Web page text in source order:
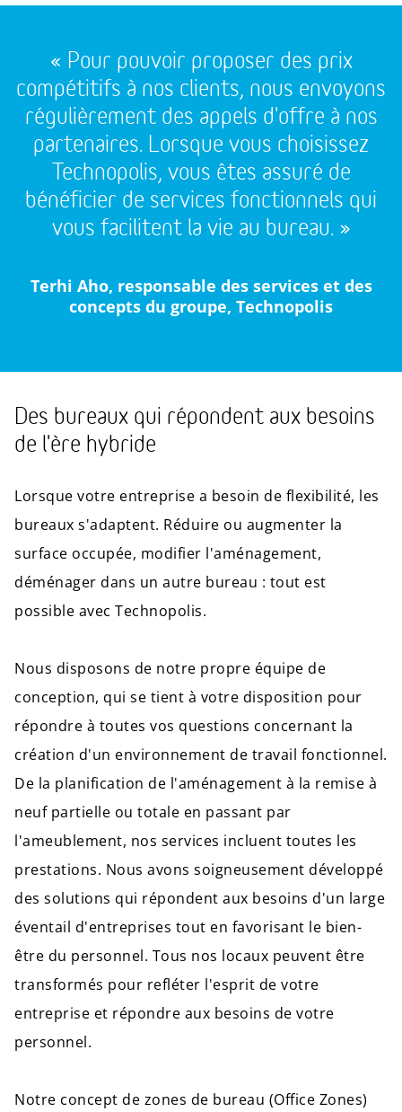
« Pour pouvoir proposer des prix
compétitifs à nos clients, nous envoyons
régulièrement des appels d'offre à nos
partenaires. Lorsque vous choisissez
Technopolis, vous êtes assuré de
bénéficier de services fonctionnels qui
vous facilitent la vie au bureau. »
Terhi Aho, responsable des services et des
concepts du groupe, Technopolis
Des bureaux qui répondent aux besoins
de l'ère hybride
Lorsque votre entreprise a besoin de flexibilité, les
bureaux s'adaptent. Réduire ou augmenter la
surface occupée, modifier l'aménagement,
déménager dans un autre bureau : tout est
possible avec Technopolis.
Nous disposons de notre propre équipe de
conception, qui se tient à votre disposition pour
répondre à toutes vos questions concernant la
création d'un environnement de travail fonctionnel.
De la planification de l'aménagement à la remise à
neuf partielle ou totale en passant par
l'ameublement, nos services incluent toutes les
prestations. Nous avons soigneusement développé
des solutions qui répondent aux besoins d'un large
éventail d'entreprises tout en favorisant le bien-
être du personnel. Tous nos locaux peuvent être
transformés pour refléter l'esprit de votre
entreprise et répondre aux besoins de votre
personnel.
Notre concept de zones de bureau (Office Zones)